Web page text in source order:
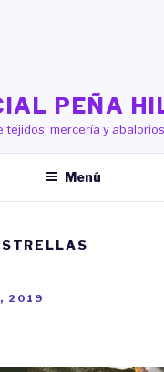
PEÑA
tejidos, mercería y abalorios
Menú
2019